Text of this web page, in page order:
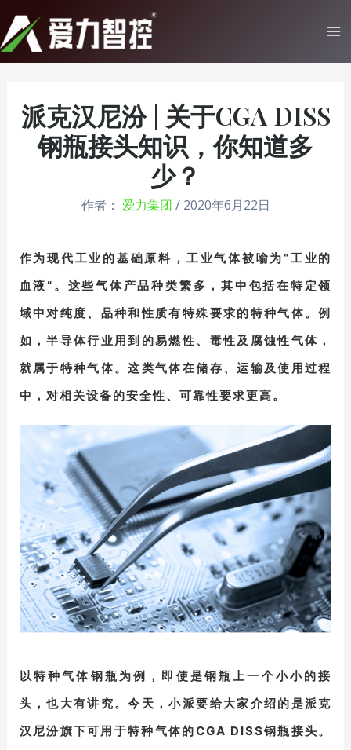
至
内
派克汉尼汾 | 关于CGA DISS
钢瓶接头知识，你知道多
少？
作者： 爱力集团 / 2020年6月22日
作为现代工业的基础原料，工业气体被喻为“工业的
血液”。这些气体产品种类繁多，其中包括在特定领
域中对纯度、品种和性质有特殊要求的特种气体。例
如，半导体行业用到的易燃性、毒性及腐蚀性气体，
就属于特种气体。这类气体在储存、运输及使用过程
中，对相关设备的安全性、可靠性要求更高。
以特种气体钢瓶为例，即使是钢瓶上一个小小的接
头，也大有讲究。今天，小派要给大家介绍的是派克
汉尼汾旗下可用于特种气体的CGA DISS钢瓶接头。